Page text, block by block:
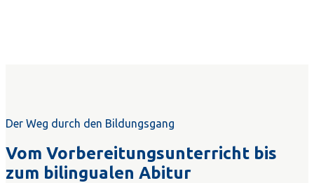
Der Weg durch den Bildungsgang
Vom Vorbereitungsunterricht bis
zum bilingualen Abitur